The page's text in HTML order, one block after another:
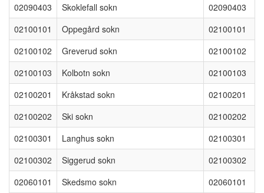
02090403
Skoklefall sokn
02090403
02100101
Oppegård sokn
02100101
02100102
Greverud sokn
02100102
02100103
Kolbotn sokn
02100103
02100201
Kråkstad sokn
02100201
02100202
Ski sokn
02100202
02100301
Langhus sokn
02100301
02100302
Siggerud sokn
02100302
02060101
Skedsmo sokn
02060101